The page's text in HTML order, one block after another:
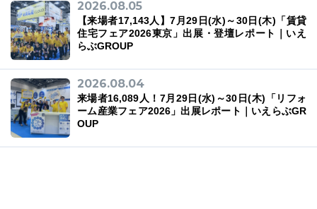
2026.08.05
【来場者17,143人】7月29日(水)～30日(木)「賃貸
住宅フェア2026東京」出展・登壇レポート｜いえ
らぶGROUP
2026.08.04
来場者16,089人！7月29日(水)～30日(木)「リフォ
ーム産業フェア2026」出展レポート｜いえらぶGR
OUP